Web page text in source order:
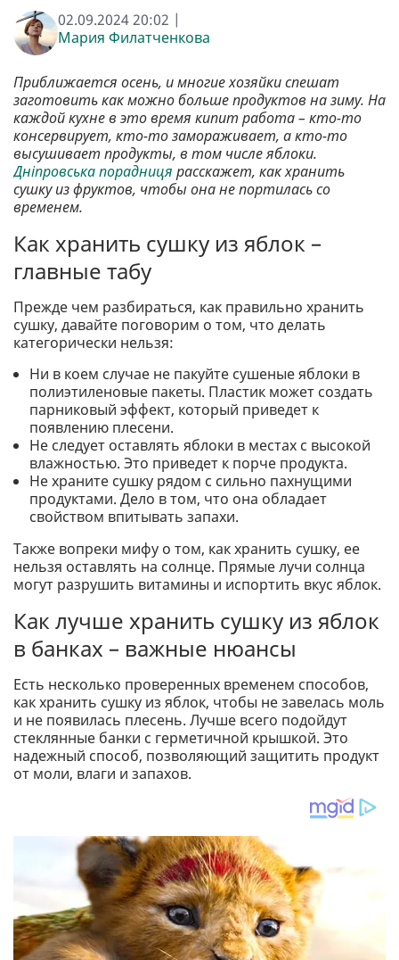
02.09.2024 20:02 |
Мария Филатченкова
Приближается осень, и многие хозяйки спешат
заготовить как можно больше продуктов на зиму. На
каждой кухне в это время кипит работа – кто-то
консервирует, кто-то замораживает, а кто-то
высушивает продукты, в том числе яблоки.
Дніпровська порадниця расскажет, как хранить
сушку из фруктов, чтобы она не портилась со
временем.
Как хранить сушку из яблок –
главные табу
Прежде чем разбираться, как правильно хранить
сушку, давайте поговорим о том, что делать
категорически нельзя:
Ни в коем случае не пакуйте сушеные яблоки в
полиэтиленовые пакеты. Пластик может создать
парниковый эффект, который приведет к
появлению плесени.
Не следует оставлять яблоки в местах с высокой
влажностью. Это приведет к порче продукта.
Не храните сушку рядом с сильно пахнущими
продуктами. Дело в том, что она обладает
свойством впитывать запахи.
Также вопреки мифу о том, как хранить сушку, ее
нельзя оставлять на солнце. Прямые лучи солнца
могут разрушить витамины и испортить вкус яблок.
Как лучше хранить сушку из яблок
в банках – важные нюансы
Есть несколько проверенных временем способов,
как хранить сушку из яблок, чтобы не завелась моль
и не появилась плесень. Лучше всего подойдут
стеклянные банки с герметичной крышкой. Это
надежный способ, позволяющий защитить продукт
от моли, влаги и запахов.